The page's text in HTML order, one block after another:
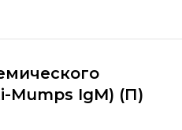
Mumps IgM) (П)